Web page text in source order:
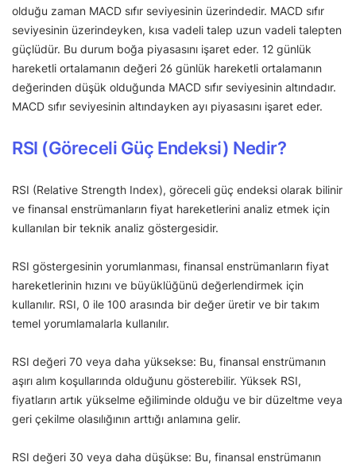
olduğu zaman MACD sıfır seviyesinin üzerindedir. MACD sıfır
seviyesinin üzerindeyken, kısa vadeli talep uzun vadeli talepten
güçlüdür. Bu durum boğa piyasasını işaret eder. 12 günlük
hareketli ortalamanın değeri 26 günlük hareketli ortalamanın
değerinden düşük olduğunda MACD sıfır seviyesinin altındadır.
MACD sıfır seviyesinin altındayken ayı piyasasını işaret eder.
RSI (Göreceli Güç Endeksi) Nedir?
RSI (Relative Strength Index), göreceli güç endeksi olarak bilinir
ve finansal enstrümanların fiyat hareketlerini analiz etmek için
kullanılan bir teknik analiz göstergesidir.
RSI göstergesinin yorumlanması, finansal enstrümanların fiyat
hareketlerinin hızını ve büyüklüğünü değerlendirmek için
kullanılır. RSI, 0 ile 100 arasında bir değer üretir ve bir takım
temel yorumlamalarla kullanılır.
RSI değeri 70 veya daha yüksekse: Bu, finansal enstrümanın
aşırı alım koşullarında olduğunu gösterebilir. Yüksek RSI,
fiyatların artık yükselme eğiliminde olduğu ve bir düzeltme veya
geri çekilme olasılığının arttığı anlamına gelir.
RSI değeri 30 veya daha düşükse: Bu, finansal enstrümanın